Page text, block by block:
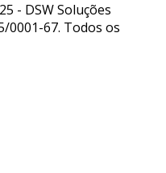
- DSW Soluções
0001-67. Todos os